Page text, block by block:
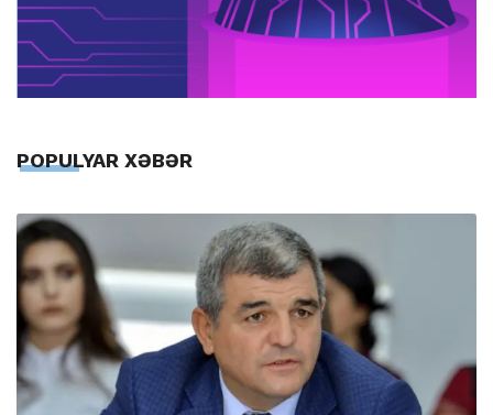
POPULYAR XƏBƏR